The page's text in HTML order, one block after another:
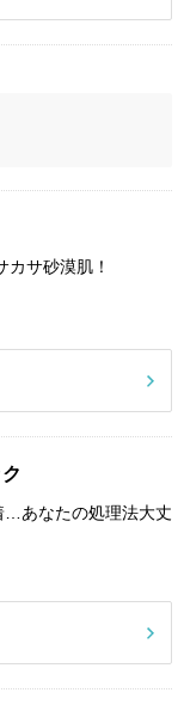
サ砂漠肌！
…あなたの処理法大丈